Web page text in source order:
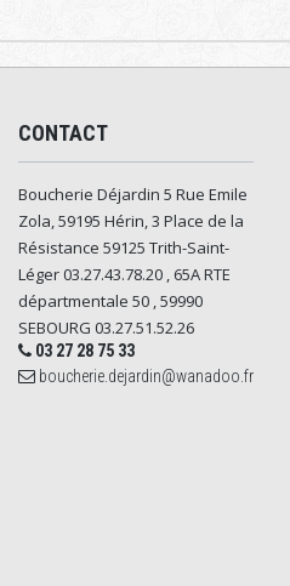
CONTACT
Boucherie Déjardin 5 Rue Emile
Zola, 59195 Hérin, 3 Place de la
Résistance 59125 Trith-Saint-
Léger 03.27.43.78.20 , 65A RTE
départmentale 50 , 59990
SEBOURG 03.27.51.52.26
03 27 28 75 33
boucherie.dejardin@wanadoo.fr